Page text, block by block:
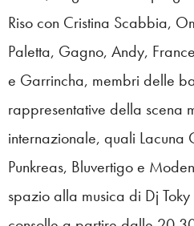
Riso con Cristina Scabbia,
Paletta, Gagno, Andy,
e Garrincha, membri delle
rappresentative della scena
internazionale, quali Lacuna
Punkreas, Bluvertigo e
spazio alla musica di Dj